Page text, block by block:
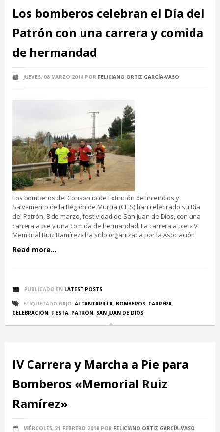
Los bomberos celebran el Día del
Patrón con una carrera y comida
de hermandad
JUEVES, 08 MARZO 2018 POR FELICIANO ORTIZ GARCÍA-VASO
Los bomberos del Consorcio de Extinción de Incendios y
Salvamento de la Región de Murcia (CEIS) han celebrado su Día
del Patrón, 8 de marzo, festividad de San Juan de Dios, con una
carrera a pie y una comida de hermandad. La carrera a pie «IV
Memorial Ruiz Ramírez» ha sido organizada por la Asociación
Read more...
PUBLICADO EN LATEST POSTS
ETIQUETADO BAJO: ALCANTARILLA, BOMBEROS, CARRERA,
CELEBRACIÓN, FIESTA, PATRÓN, SAN JUAN DE DIOS
IV Carrera y Marcha a Pie para
Bomberos «Memorial Ruiz
Ramírez»
MIÉRCOLES, 21 FEBRERO 2018 POR FELICIANO ORTIZ GARCÍA-VASO